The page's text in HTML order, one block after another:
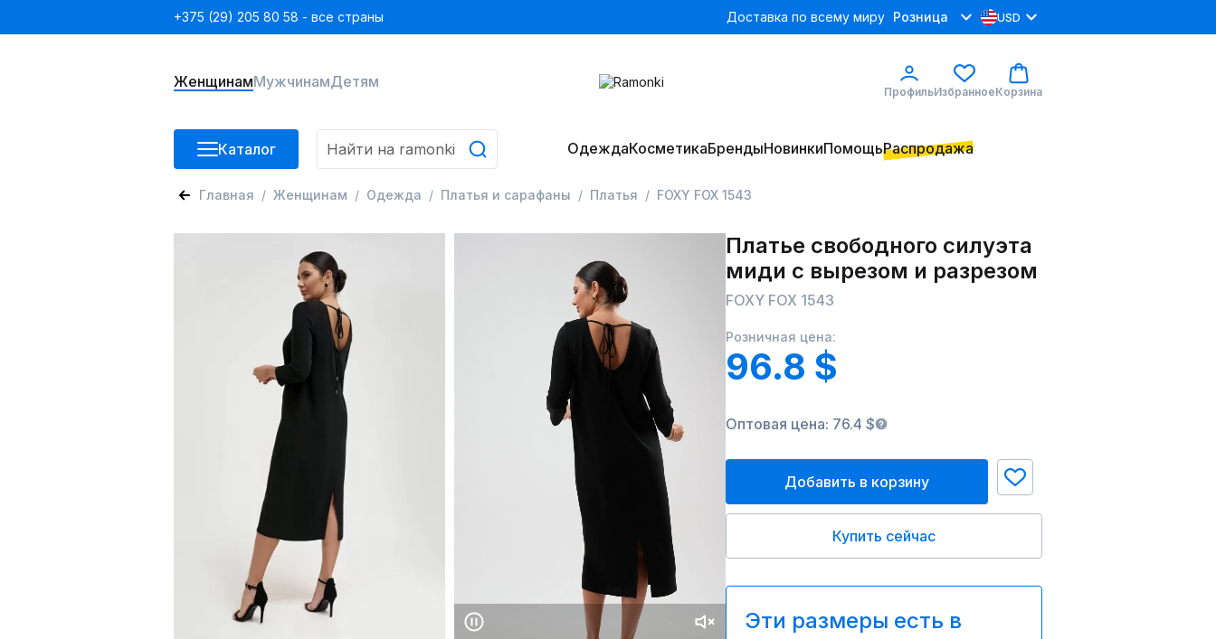
+375 (29) 205 80 58 - все страны Доставка по всему миру Розница USD
ЖенщинамМужчинамДетям
ПрофильИзбранноеКорзина
Каталог ОдеждаКосметикаБрендыНовинкиПомощьРаспродажа
Главная Женщинам Одежда Платья и сарафаны Платья FOXY FOX 1543
Платье свободного силуэта
миди с вырезом и разрезом
FOXY FOX 1543
Розничная цена:
96.8 $
Оптовая цена: 76.4 $
Добавить в корзину
Купить сейчас
Эти размеры есть в